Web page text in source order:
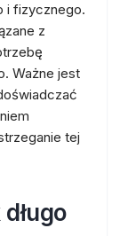
i fizycznego.
z
Ważne jest
tej